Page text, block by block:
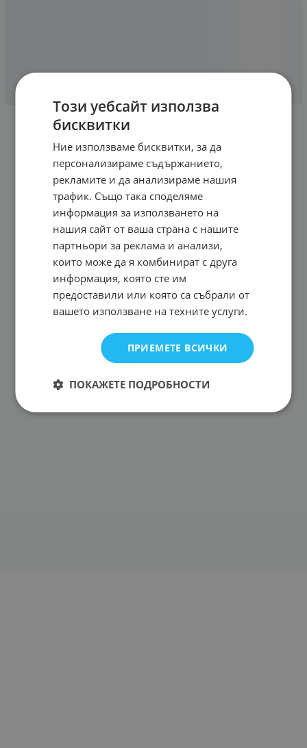
Този уебсайт използва
бисквитки
Ние използваме бисквитки, за да
персонализираме съдържанието,
рекламите и да анализираме нашия
трафик. Също така споделяме
информация за използването на
нашия сайт от ваша страна с нашите
партньори за реклама и анализи,
които може да я комбинират с друга
информация, която сте им
предоставили или която са събрали от
вашето използване на техните услуги.
ПРИЕМЕТЕ ВСИЧКИ
ПОКАЖЕТЕ ПОДРОБНОСТИ